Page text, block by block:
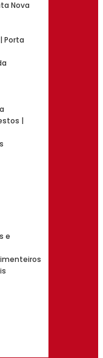
Nova
Porta
|
e